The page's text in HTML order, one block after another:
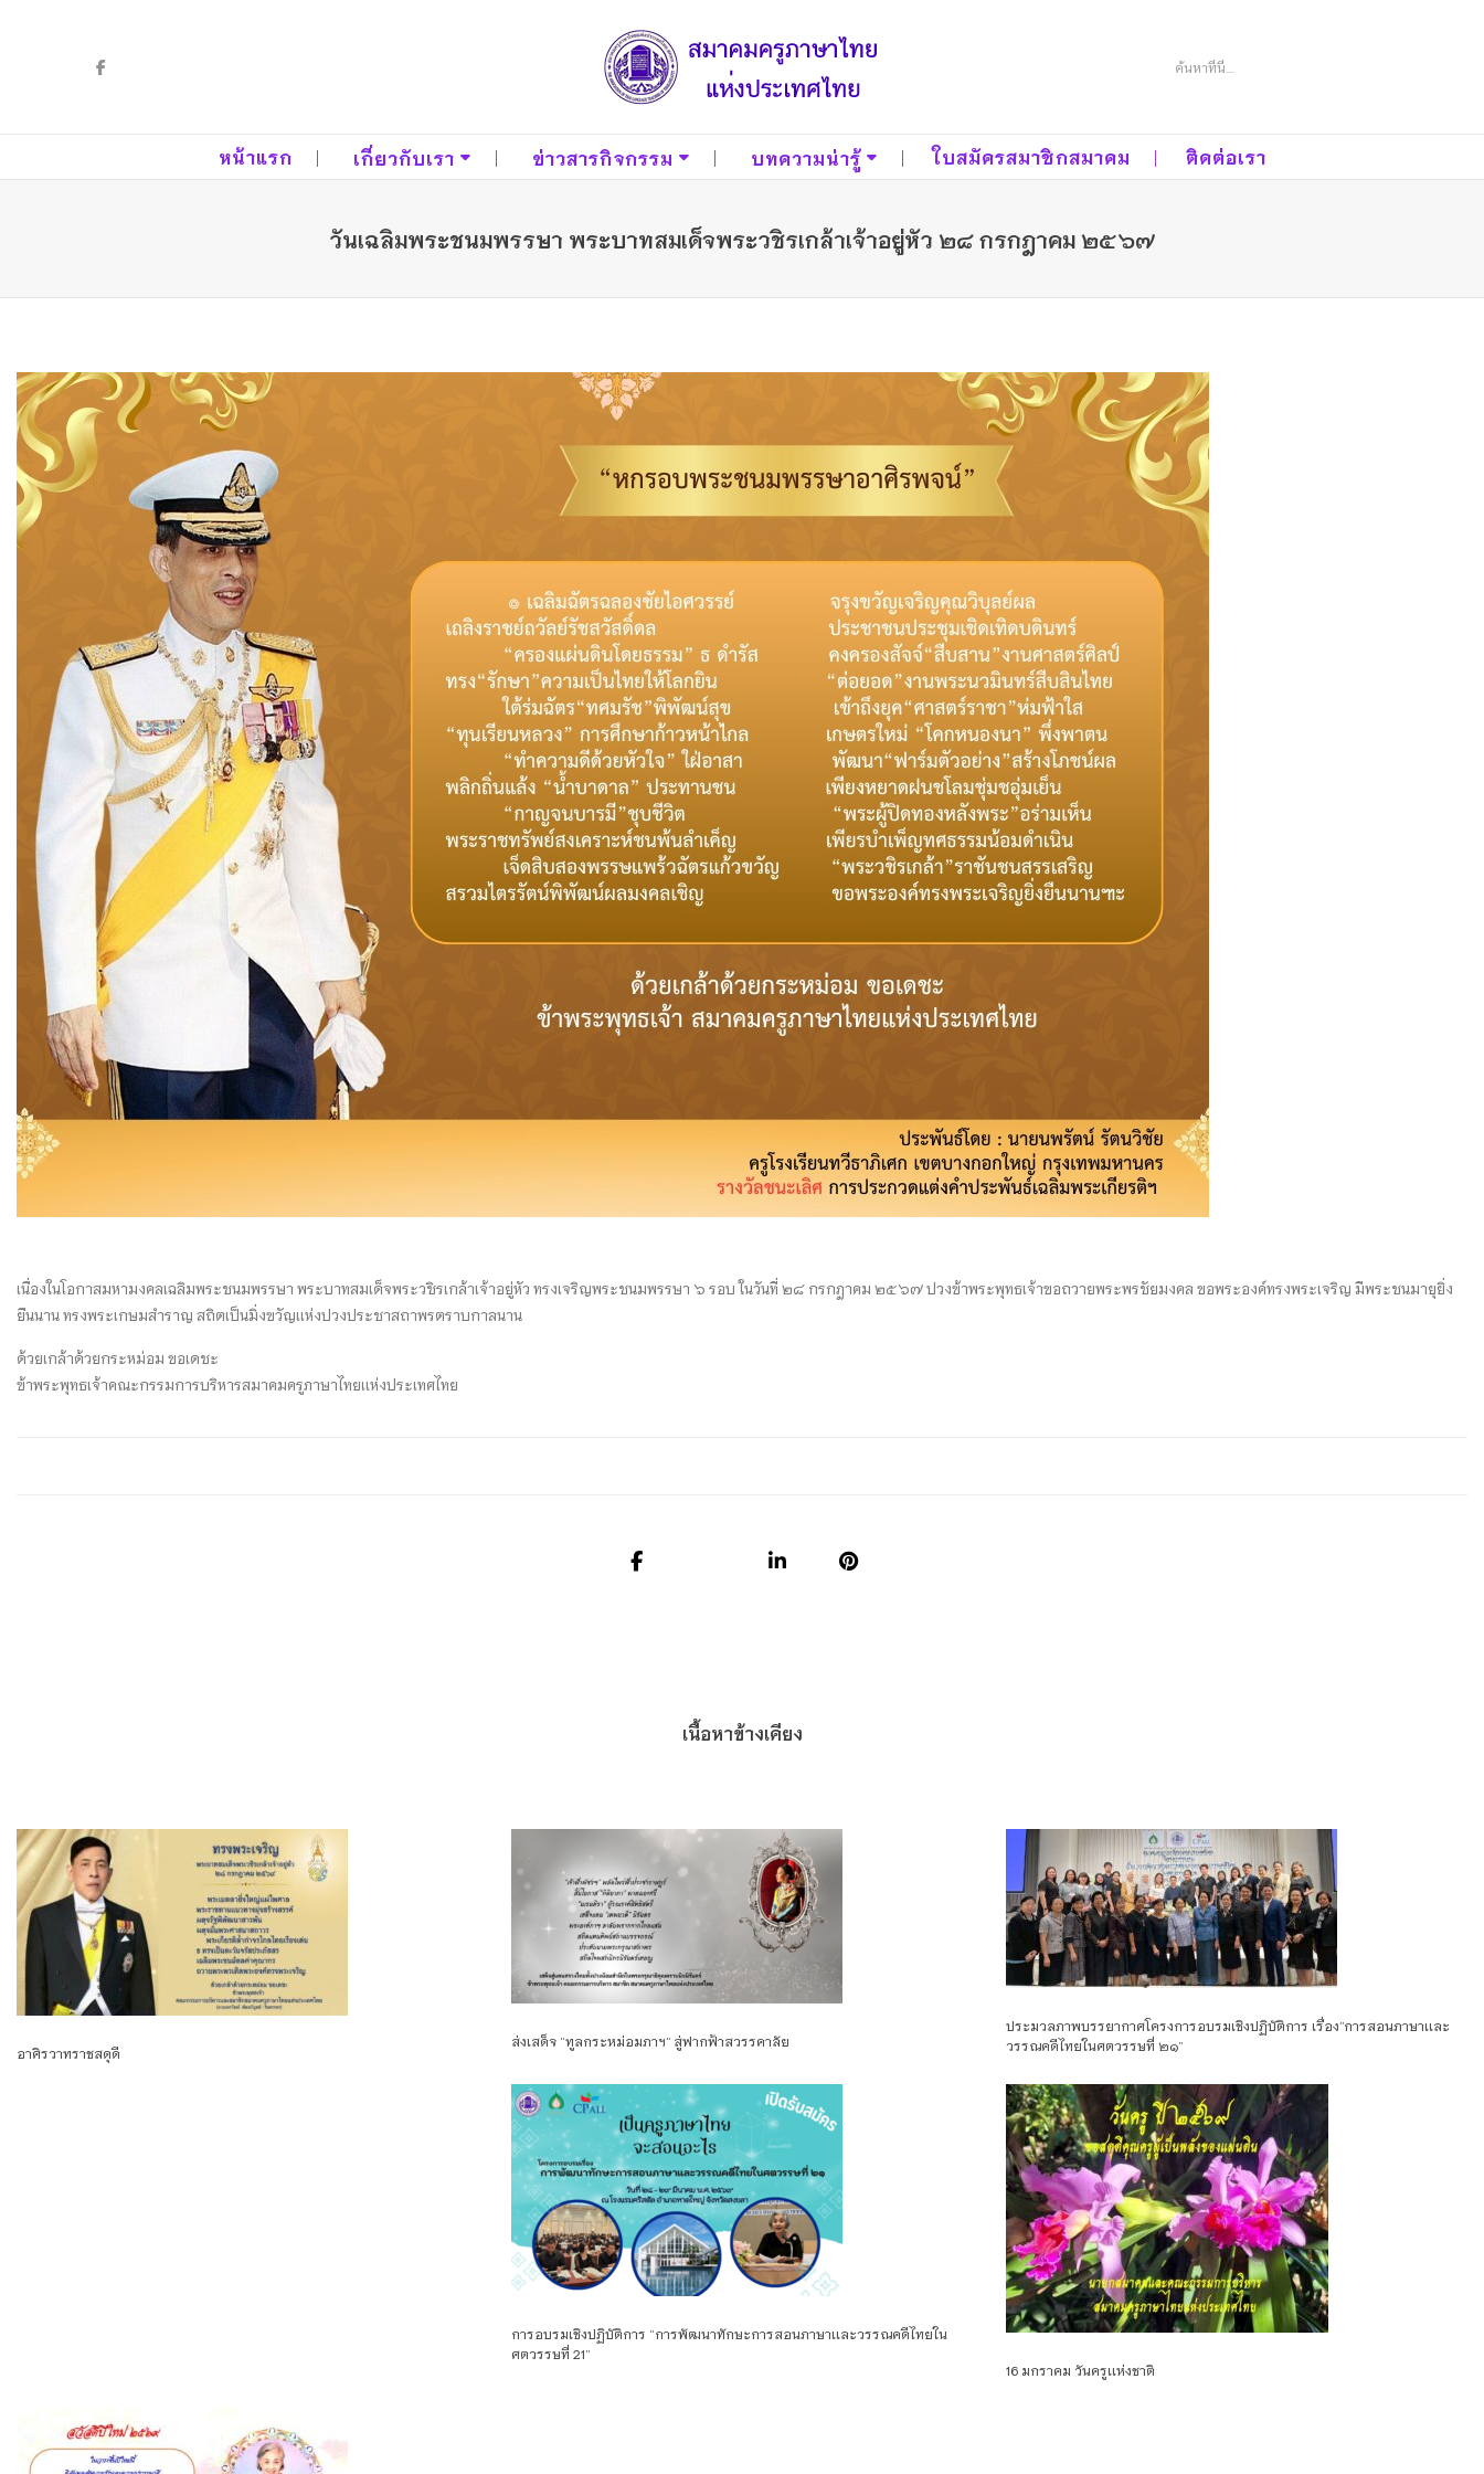
หน้าแรก เกี่ยวกับเรา ข่าวสารกิจกรรม บทความน่ารู้ ใบสมัครสมาชิกสมาคม ติดต่อเรา
วันเฉลิมพระชนมพรรษา พระบาทสมเด็จพระวชิรเกล้าเจ้าอยู่หัว ๒๘ กรกฎาคม ๒๕๖๗
เนื่องในโอกาสมหามงคลเฉลิมพระชนมพรรษา พระบาทสมเด็จพระวชิรเกล้าเจ้าอยู่หัว ทรงเจริญพระชนมพรรษา ๖ รอบ ในวันที่ ๒๘ กรกฎาคม ๒๕๖๗ ปวงข้าพระพุทธเจ้าขอถวายพระพรชัยมงคล ขอพระองค์ทรงพระเจริญ มีพระชนมายุยิ่ง
ยืนนาน ทรงพระเกษมสำราญ สถิตเป็นมิ่งขวัญเเห่งปวงประชาสถาพรตราบกาลนาน
ด้วยเกล้าด้วยกระหม่อม ขอเดชะ
ข้าพระพุทธเจ้าคณะกรรมการบริหารสมาคมครูภาษาไทยเเห่งประเทศไทย
เนื้อหาข้างเคียง
อาศิรวาทราชสดุดี
ส่งเสด็จ “ทูลกระหม่อมภาฯ” สู่ฟากฟ้าสวรรคาลัย
ประมวลภาพบรรยากาศโครงการอบรมเชิงปฏิบัติการ เรื่อง”การสอนภาษาเเละ
วรรณคดีไทยในศตวรรษที่ ๒๑”
การอบรมเชิงปฏิบัติการ “การพัฒนาทักษะการสอนภาษาเเละวรรณคดีไทยใน
ศตวรรษที่ 21”
16 มกราคม วันครูเเห่งชาติ